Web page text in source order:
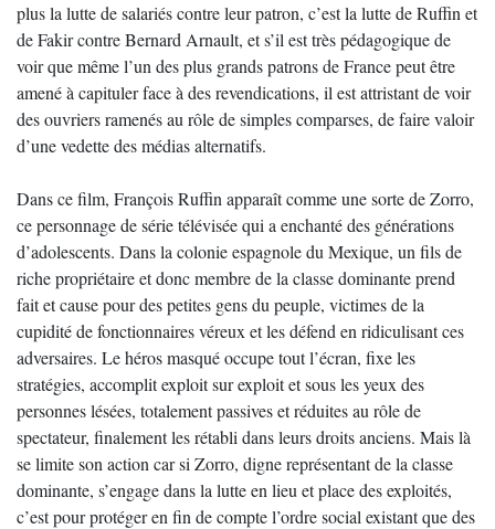
plus la lutte de salariés contre leur patron, c’est la lutte de Ruffin et
de Fakir contre Bernard Arnault, et s’il est très pédagogique de
voir que même l’un des plus grands patrons de France peut être
amené à capituler face à des revendications, il est attristant de voir
des ouvriers ramenés au rôle de simples comparses, de faire valoir
d’une vedette des médias alternatifs.
Dans ce film, François Ruffin apparaît comme une sorte de Zorro,
ce personnage de série télévisée qui a enchanté des générations
d’adolescents. Dans la colonie espagnole du Mexique, un fils de
riche propriétaire et donc membre de la classe dominante prend
fait et cause pour des petites gens du peuple, victimes de la
cupidité de fonctionnaires véreux et les défend en ridiculisant ces
adversaires. Le héros masqué occupe tout l’écran, fixe les
stratégies, accomplit exploit sur exploit et sous les yeux des
personnes lésées, totalement passives et réduites au rôle de
spectateur, finalement les rétabli dans leurs droits anciens. Mais là
se limite son action car si Zorro, digne représentant de la classe
dominante, s’engage dans la lutte en lieu et place des exploités,
c’est pour protéger en fin de compte l’ordre social existant que des